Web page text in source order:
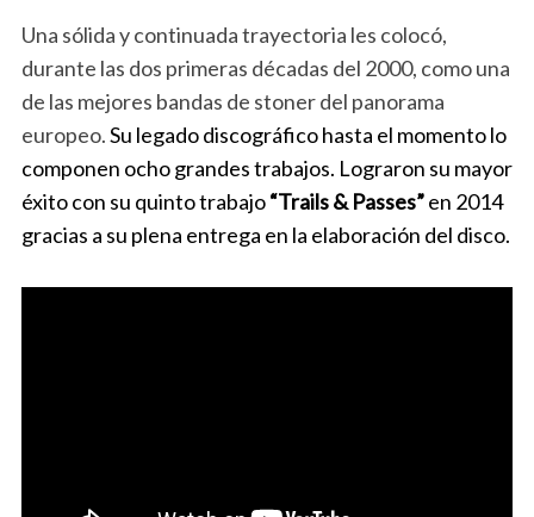
Una sólida y continuada trayectoria les colocó,
durante las dos primeras décadas del 2000, como una
de las mejores bandas de stoner del panorama
europeo.Su legado discográfico hasta el momento lo
componen ocho grandes trabajos. Lograron su mayor
éxito con su quinto trabajo“Trails & Passes”en 2014
gracias a su plena entrega en la elaboración del disco.